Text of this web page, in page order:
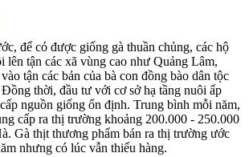
để có được giống gà thuần chủng, các hộ
lên tận các xã vùng cao như Quảng Lâm,
tận các bản của bà con đồng bào dân tộc
thời, đầu tư với cơ sở hạ tầng nuôi ấp
nguồn giống ổn định. Trung bình mỗi năm,
cấp ra thị trường khoảng 200.000 - 250.000
Gà thịt thương phẩm bán ra thị trường ước
nhưng có lúc vẫn thiếu hàng.